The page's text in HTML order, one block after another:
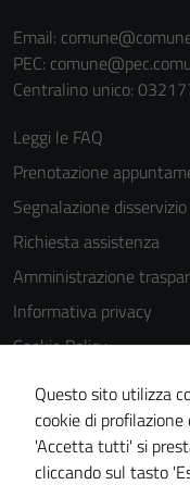
Email:
PEC:
Centralino unico:
Leggi le FAQ
Prenotazione
Segnalazione disservizio
Richiesta assistenza
Amministrazione
Informativa privacy
Cookie Policy
Note legali
Dichiarazione di
Piano di miglioramento
Questo sito utilizza
cookie di
'Accetta tutti' si
cliccando sul tasto